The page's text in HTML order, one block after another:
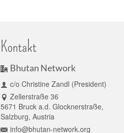
Kontakt
Bhutan Network
c/o Christine Zandl (President)
Zellerstraße 36
5671 Bruck a.d. Glocknerstraße,
Salzburg, Austria
info@bhutan-network.org